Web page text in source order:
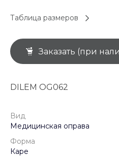
Таблица размеров
Заказать (при
DILEM OG062
Вид
Медицинская оправа
Форма
Каре